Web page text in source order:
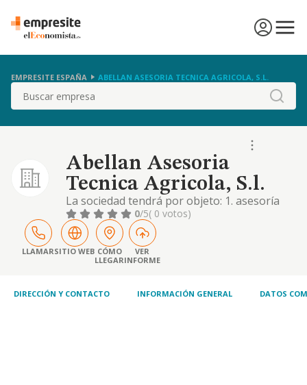
EMPRESITE ESPAÑA ABELLAN ASESORIA TECNICA AGRICOLA, S.L.
Buscar
Abellan Asesoria
Tecnica Agricola, S.l.
La sociedad tendrá por objeto: 1. asesoría
técnica agrícola en toda clase de cultivos. 2.
agricultura y ganadería. 3. helicultura. 4.
prestación de servicios agrícolas y
ganaderos, y de jardinería. 5. cultivo
ecológico de las distintas especies vegetales
0/5( 0 votos)
LLAMARSITIO WEB CÓMO
LLEGAR
VER
INFORME
DIRECCIÓN Y CONTACTO INFORMACIÓN GENERAL DATOS